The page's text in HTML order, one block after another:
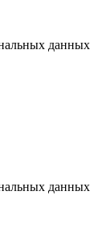
данных
данных